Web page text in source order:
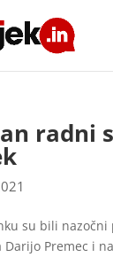
radni
su bili
Darijo Premec i